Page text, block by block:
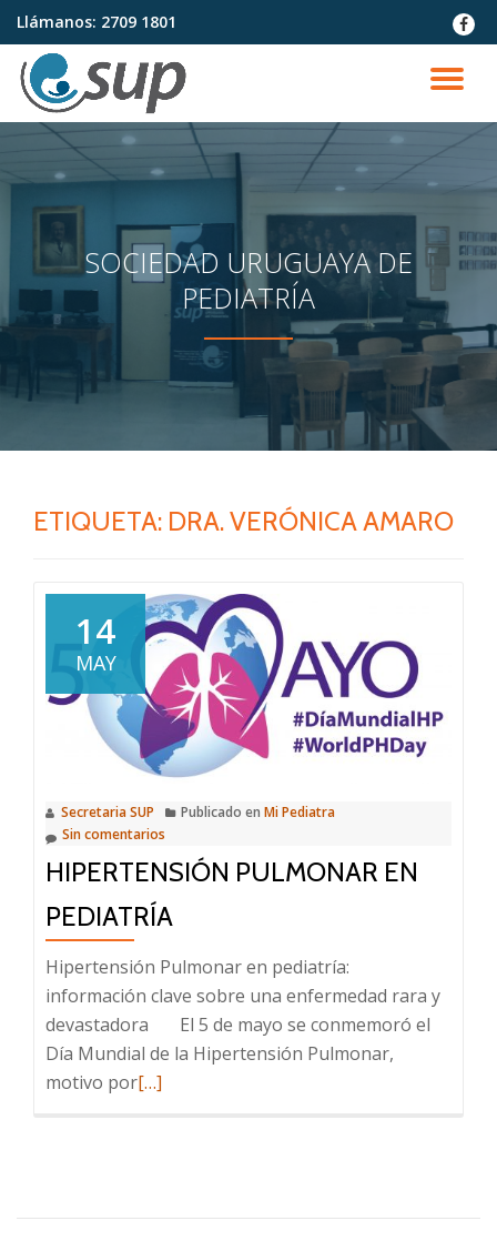
Saltar
contenido
Llámanos: 2709 1801
fa-
SOCIEDAD URUGUAYA DE
PEDIATRÍA
ETIQUETA: DRA. VERÓNICA AMARO
14
MAY
Secretaria SUP Publicado en Mi Pediatra
Sin comentarios
HIPERTENSIÓN PULMONAR EN
PEDIATRÍA
Hipertensión Pulmonar en pediatría:
información clave sobre una enfermedad rara y
devastadora El 5 de mayo se conmemoró el
Día Mundial de la Hipertensión Pulmonar,
motivo porLeer
en
[…]